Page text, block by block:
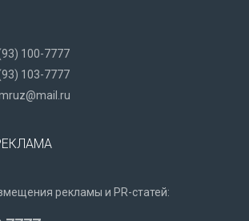
100-7777
103-7777
рекламы и PR-статей: